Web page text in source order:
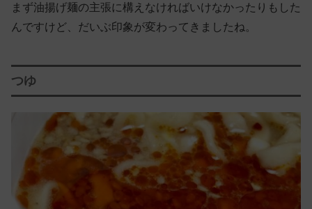
まず油揚げ麺の主張に構えなければいけなかったりもした
んですけど、だいぶ印象が変わってきましたね。
つゆ